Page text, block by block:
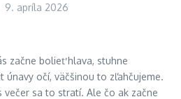
9. apríla 2026
začne bolieť hlava, stuhne
únavy očí, väčšinou to zľahčujeme.
večer sa to stratí. Ale čo ak začne